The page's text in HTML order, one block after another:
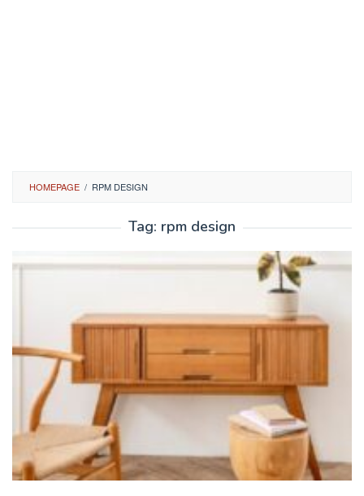
HOMEPAGE / RPM DESIGN
Tag: rpm design